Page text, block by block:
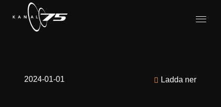
2024-01-01 Ladda ner